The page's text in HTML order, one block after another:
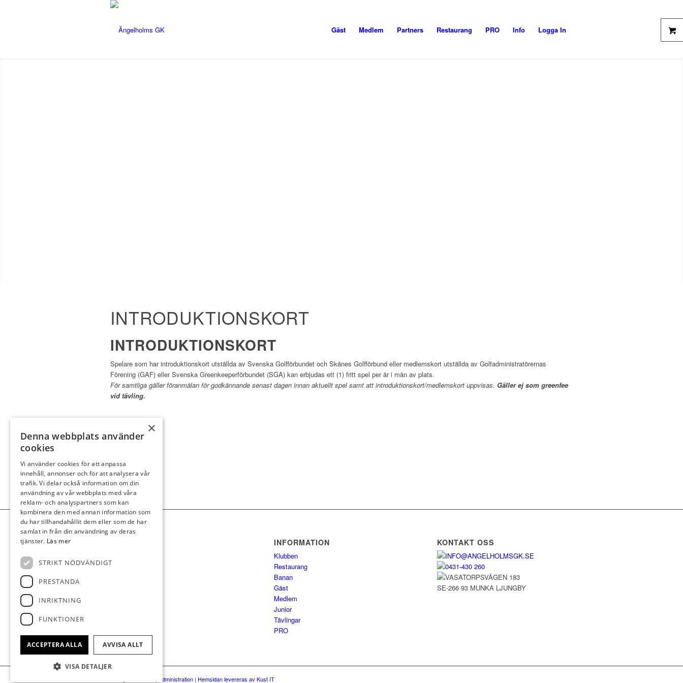
Gäst Medlem Partners Restaurang PRO Info Logga In
INTRODUKTIONSKORT
INTRODUKTIONSKORT
Spelare som har introduktionskort utställda av Svenska Golfförbundet och Skånes Golfförbund eller medlemskort utställda av Golfadministratörernas
Förening (GAF) eller Svenska Greenkeeperförbundet (SGA) kan erbjudas ett (1) fritt spel per år i mån av plats.
För samtliga gäller föranmälan för godkännande senast dagen innan aktuellt spel samt att introduktionskort/medlemskort uppvisas. Gäller ej som greenfee
vid tävling.
INFORMATION
Klubben
Restaurang
Banan
Gäst
Medlem
Junior
Tävlingar
PRO
KONTAKT OSS
INFO@ANGELHOLMSGK.SE
0431-430 260
VASATORPSVÄGEN 183
SE-266 93 MUNKA LJUNGBY
Administration | Hemsidan levereras av Kust IT
×
Denna webbplats använder
cookies
Vi använder cookies för att anpassa
innehåll, annonser och för att analysera vår
trafik. Vi delar också information om din
användning av vår webbplats med våra
reklam- och analyspartners som kan
kombinera den med annan information som
du har tillhandahållit dem eller som de har
samlat in från din användning av deras
tjänster. Läs mer
STRIKT NÖDVÄNDIGT
PRESTANDA
INRIKTNING
FUNKTIONER
ACCEPTERA ALLA AVVISA ALLT
VISA DETALJER